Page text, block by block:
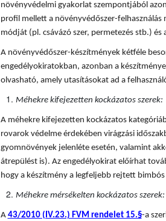
növényvédelmi gyakorlat szempontjából
profil mellett a növényvédőszer-
módját (pl. csávázó szer, permetezés stb.) és
A növényvédőszer-készítmények kétféle
engedélyokiratokban, azonban a
olvasható, amely utasításokat ad a
Méhekre kifejezetten kockázatos szerek:
A méhekre kifejezetten kockázatos
rovarok védelme érdekében virágzási
gyomnövények jelenléte esetén, valamint
átrepülést is). Az engedélyokirat előírhat
hogy a készítmény a legfeljebb rejtett
Méhekre mérsékelten kockázatos szerek:
A 43/2010 (IV.23.) FVM rendelet 15.§-a